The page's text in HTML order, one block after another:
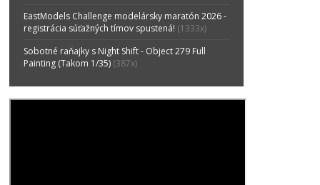
EastModels Challenge modelársky maratón 2026 -
registrácia súťažných tímov spustená! (1333x)
Sobotné raňajky s Night Shift - Object 279 Full
Painting (Takom 1/35) (387x)